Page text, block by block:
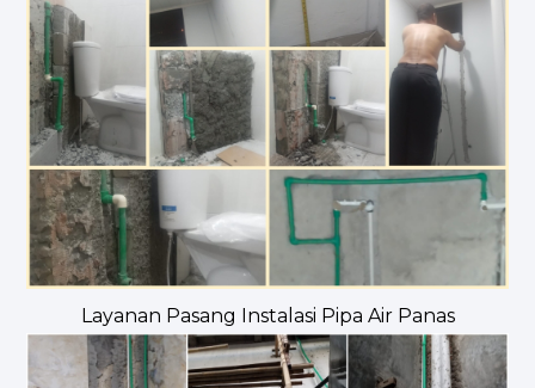
Layanan Pasang Instalasi Pipa Air Panas